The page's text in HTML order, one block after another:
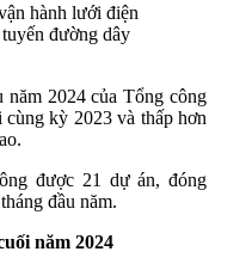
hành lưới điện
đường dây
năm 2024 của Tổng công
kỳ 2023 và thấp hơn
được 21 dự án, đóng
đầu năm.
năm 2024